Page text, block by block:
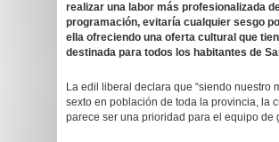
realizar una labor más profesionalizada
programación, evitaría cualquier sesgo
ella ofreciendo una oferta cultural que
destinada para todos los habitantes de
La edil liberal declara que “siendo nuestro
sexto en población de toda la provincia, la
parece ser una prioridad para el equipo de